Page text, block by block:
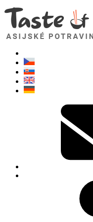
Neváhejte se